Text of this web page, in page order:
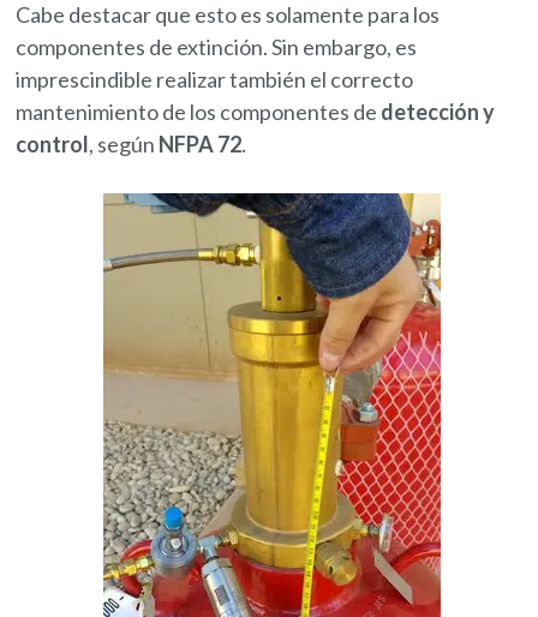
Cabe destacar que esto es solamente para los
componentes de extinción. Sin embargo, es
imprescindible realizar también el correcto
mantenimiento de los componentes de detección y
control, según NFPA 72.